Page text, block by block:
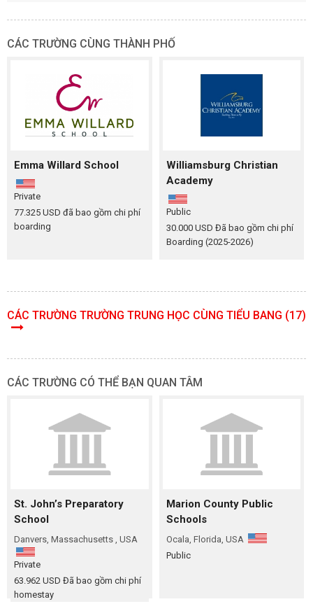
CÁC TRƯỜNG CÙNG THÀNH PHỐ
Emma Willard School
Private
77.325 USD đã bao gồm chi phí
boarding
Williamsburg Christian
Academy
Public
30.000 USD Đã bao gồm chi phí
Boarding (2025-2026)
CÁC TRƯỜNG TRƯỜNG TRUNG HỌC CÙNG TIỂU BANG (17)
CÁC TRƯỜNG CÓ THỂ BẠN QUAN TÂM
St. John’s Preparatory
School
Danvers, Massachusetts , USA
Private
63.962 USD Đã bao gồm chi phí
homestay
Marion County Public
Schools
Ocala, Florida, USA
Public